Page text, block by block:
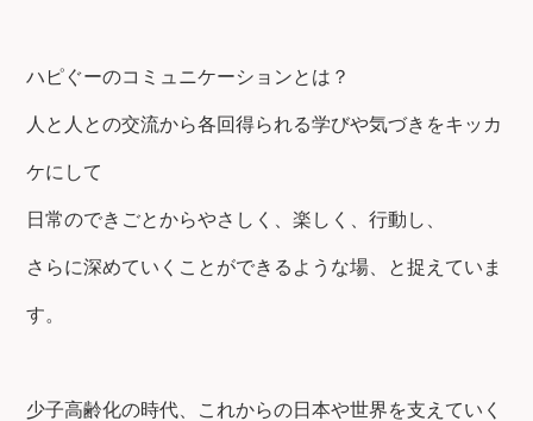
ハピぐーのコミュニケーションとは？
人と人との交流から各回得られる学びや気づきをキッカ
ケにして
日常のできごとからやさしく、楽しく、行動し、
さらに深めていくことができるような場、と捉えていま
す。
少子高齢化の時代、これからの日本や世界を支えていく